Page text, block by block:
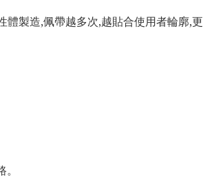
製造,佩帶越多次,越貼合使用者輪廓,